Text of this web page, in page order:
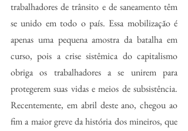
trabalhadores de trânsito e de saneamento têm
se unido em todo o país. Essa mobilização é
apenas uma pequena amostra da batalha em
curso, pois a crise sistêmica do capitalismo
obriga os trabalhadores a se unirem para
protegerem suas vidas e meios de subsistência.
Recentemente, em abril deste ano, chegou ao
fim a maior greve da história dos mineiros, que